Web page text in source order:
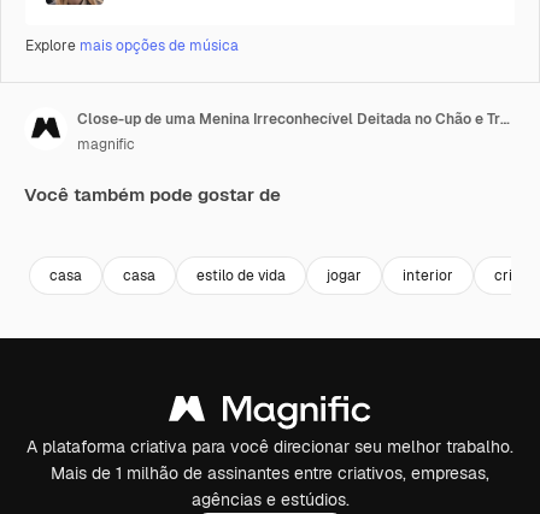
Explore mais opções de música
Close-up de uma Menina Irreconhecível Deitada no Chão e Traçando uma Linha com Caneta Hidrográfica no Papel
magnific
Você também pode gostar de
casa casa estilo de vida jogar interior
A plataforma criativa para você direcionar seu melhor trabalho.
Mais de 1 milhão de assinantes entre criativos, empresas,
agências e estúdios.